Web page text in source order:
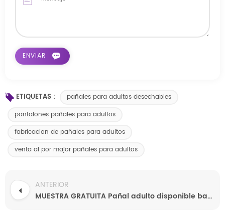
ETIQUETAS :
pañales para adultos desechables
pantalones pañales para adultos
fabricacion de pañales para adultos
venta al por major pañales para adultos
ANTERIOR
MUESTRA GRATUITA Pañal adulto disponible barato del uso hospitalario directo de la fábrica